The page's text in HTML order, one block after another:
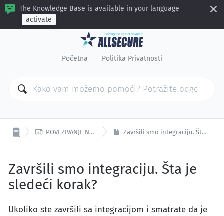
The Knowledge Base is available in your language
activate
Početna Politika Privatnosti
 POVEZIVANJE NA PLATFORMU Završili smo integraciju. Šta je sledeći korak?
Završili smo integraciju. Šta je
sledeći korak?
Ukoliko ste završili sa integracijom i smatrate da je